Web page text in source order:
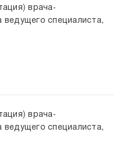
врача-
ведущего специалиста,
врача-
ведущего специалиста,